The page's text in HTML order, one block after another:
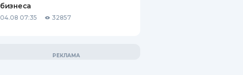
бизнеса
04.08 07:35 32857